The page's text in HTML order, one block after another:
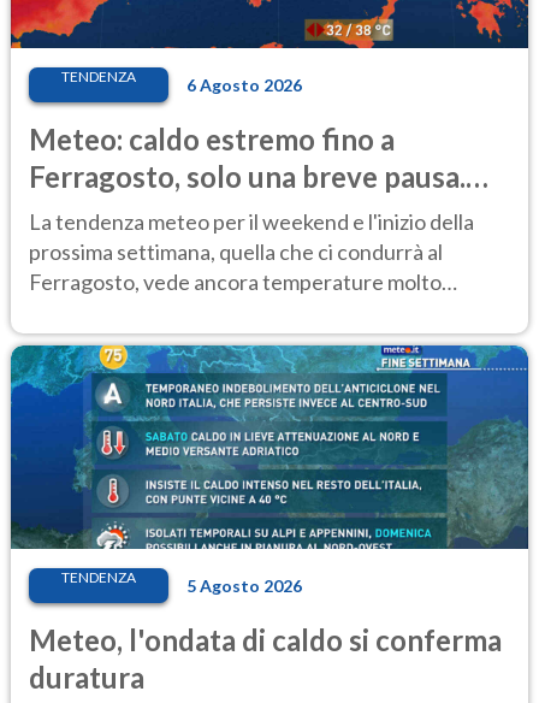
TENDENZA 6 Agosto 2026
Meteo: caldo estremo fino a
Ferragosto, solo una breve pausa.
Ecco dove
La tendenza meteo per il weekend e l'inizio della
prossima settimana, quella che ci condurrà al
Ferragosto, vede ancora temperature molto
TENDENZA 5 Agosto 2026
Meteo, l'ondata di caldo si conferma
duratura